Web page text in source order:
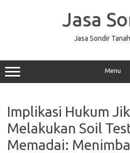
Jasa
Jasa Sondir
Menu
Implikasi Hukum
Melakukan Soil
Memadai: